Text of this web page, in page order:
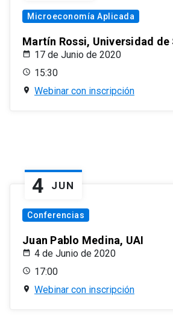
Microeconomía Aplicada
Martín Rossi, Universidad de
17 de Junio de 2020
15:30
Webinar con inscripción
4 JUN
Conferencias
Juan Pablo Medina, UAI
4 de Junio de 2020
17:00
Webinar con inscripción